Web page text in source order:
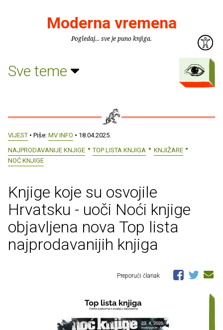
Moderna vremena
Pogledaj... sve je puno knjiga.
Sve teme
VIJEST • Piše: MV INFO • 18.04.2025.
NAJPRODAVANIJE KNJIGE
TOP LISTA KNJIGA
KNJIŽARE
NOĆ KNJIGE
Knjige koje su osvojile
Hrvatsku - uoči Noći knjige
objavljena nova Top lista
najprodavanijih knjiga
Preporuči članak